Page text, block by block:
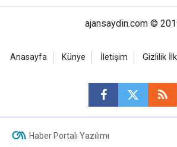
ajansaydin.com ©
Anasayfa Künye İletişim Gizlilik
Haber Portalı Yazılımı